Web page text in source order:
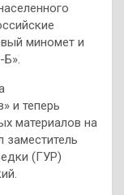
миномет и
Б».
и теперь
материалов на
заместитель
(ГУР)